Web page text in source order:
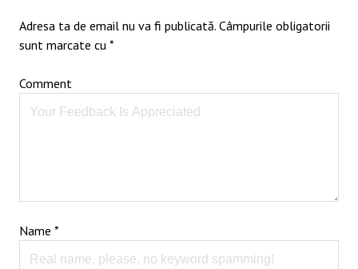
Adresa ta de email nu va fi publicată. Câmpurile obligatorii
sunt marcate cu *
Comment
Name *